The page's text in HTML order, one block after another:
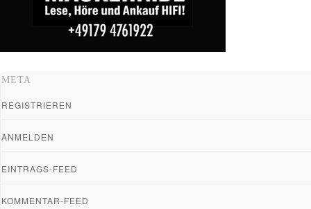
META
REGISTRIEREN
ANMELDEN
EINTRAGS-FEED
KOMMENTAR-FEED